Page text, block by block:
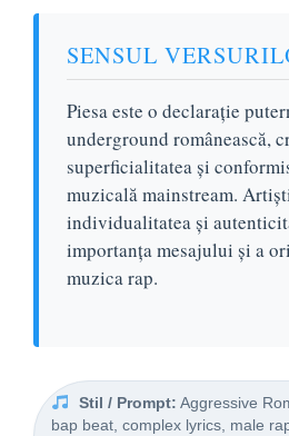
SENSUL
Piesa este o declarație
underground românească,
superficialitatea și
muzicală mainstream.
individualitatea și
importanța mesajului și a
muzica rap.
Stil / Prompt: Aggressive
bap beat, complex lyrics, male